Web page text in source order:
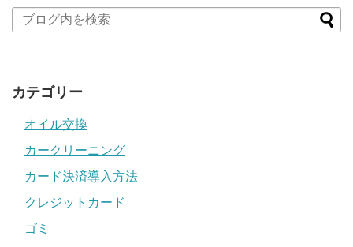
カテゴリー
オイル交換
カークリーニング
カード決済導入方法
クレジットカード
ゴミ